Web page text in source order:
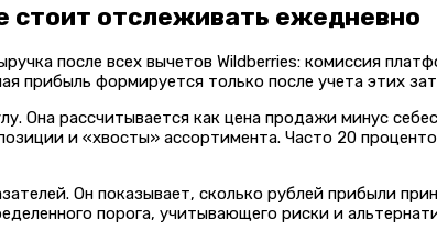
отслеживать ежедневно
после всех вычетов Wildberries: комиссия
прибыль формируется только после учета этих
Она рассчитывается как цена продажи минус
и «хвосты» ассортимента. Часто 20
Он показывает, сколько рублей прибыли
порога, учитывающего риски и